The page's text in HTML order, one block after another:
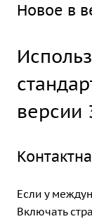
Новое в
версии
Если у
Включать